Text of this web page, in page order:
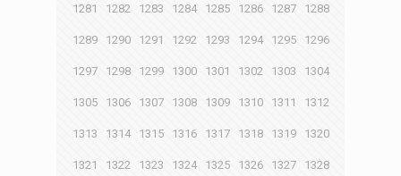
1281 1282 1283 1284 1285 1286 1287 1288
1289 1290 1291 1292 1293 1294 1295 1296
1297 1298 1299 1300 1301 1302 1303 1304
1305 1306 1307 1308 1309 1310 1311 1312
1313 1314 1315 1316 1317 1318 1319 1320
1321 1322 1323 1324 1325 1326 1327 1328